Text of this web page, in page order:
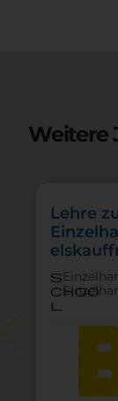
Weitere
Lehre
s
choo
l